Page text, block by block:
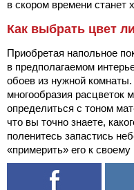
в скором времени станет
Как выбрать цвет
Приобретая напольное
в предполагаемом
обоев из нужной
многообразия расцветок
определиться с тоном
что вы точно знаете,
поленитесь запастись
«примерить» его к